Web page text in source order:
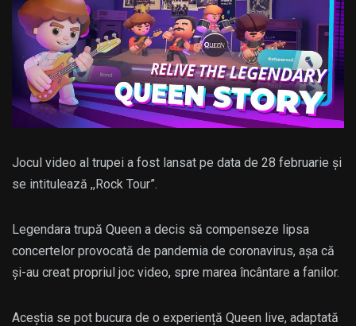
Jocul video al trupei a fost lansat pe data de 28 februarie și
se intitulează ,,Rock Tour”.
Legendara trupă Queen a decis să compenseze lipsa
concertelor provocată de pandemia de coronavirus, așa că
și-au creat propriul joc video, spre marea încântare a fanilor.
Aceștia se pot bucura de o experiență Queen live, adaptată